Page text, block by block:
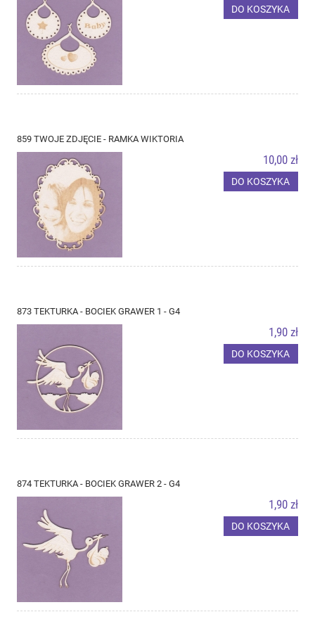
DO KOSZYKA
859 TWOJE ZDJĘCIE - RAMKA WIKTORIA
10,00 zł
DO KOSZYKA
873 TEKTURKA - BOCIEK GRAWER 1 - G4
1,90 zł
DO KOSZYKA
874 TEKTURKA - BOCIEK GRAWER 2 - G4
1,90 zł
DO KOSZYKA